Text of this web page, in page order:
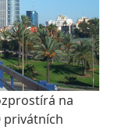
na
privátních